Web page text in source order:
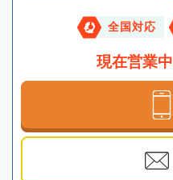
全国対応
現在営業中